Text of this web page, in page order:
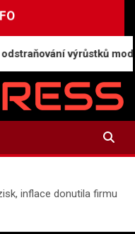
výrůstků
inflace donutila firmu